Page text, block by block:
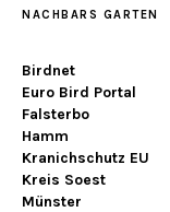
NACHBARS GARTEN
Birdnet
Euro Bird Portal
Falsterbo
Hamm
Kranichschutz EU
Kreis Soest
Münster